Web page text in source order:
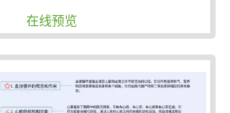
在线预览